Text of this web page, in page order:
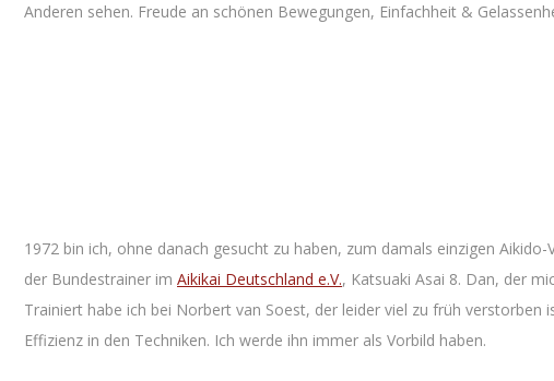
Anderen sehen. Freude an schönen Bewegungen, Einfachheit &
1972 bin ich, ohne danach gesucht zu haben, zum damals einzigen
der Bundestrainer im Aikikai Deutschland e.V., Katsuaki Asai 8. Dan, der
Trainiert habe ich bei Norbert van Soest, der leider viel zu früh
Effizienz in den Techniken. Ich werde ihn immer als Vorbild haben.